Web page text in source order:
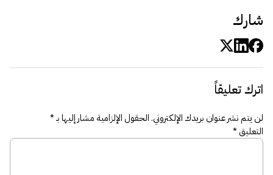
شارك
اترك تعليقاً
لن يتم نشر عنوان بريدك الإلكتروني.الحقول الإلزامية مشار إليها بـ*
التعليق*